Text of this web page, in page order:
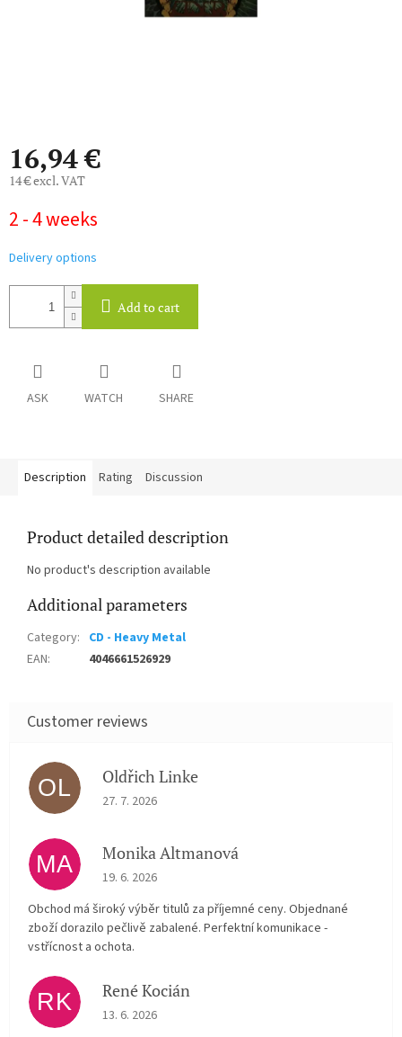
16,94 €
14 € excl. VAT
price:
2 - 4 weeks
Delivery options
Add to cart
ASK WATCH SHARE
Description Rating Discussion
Product detailed description
No product's description available
Additional parameters
Category: CD - Heavy Metal
EAN: 4046661526929
OL Oldřich Linke
The store rating is 5 out of 5 stars.
27. 7. 2026
MA Monika Altmanová
The store rating is 5 out of 5 stars.
19. 6. 2026
Obchod má široký výběr titulů za příjemné ceny. Objednané
zboží dorazilo pečlivě zabalené. Perfektní komunikace -
vstřícnost a ochota.
RK René Kocián
The store rating is 5 out of 5 stars.
13. 6. 2026